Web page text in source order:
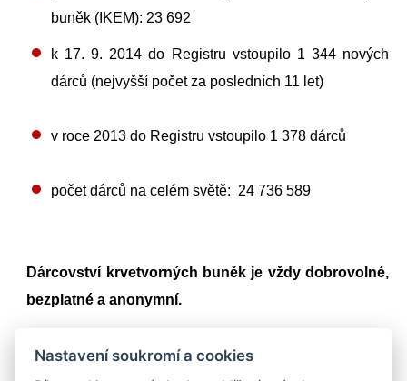
buněk (IKEM): 23 692
k 17. 9. 2014 do Registru vstoupilo 1 344 nových
dárců (nejvyšší počet za posledních 11 let)
v roce 2013 do Registru vstoupilo 1 378 dárců
počet dárců na celém světě: 24 736 589
Dárcovství krvetvorných buněk je vždy dobrovolné,
bezplatné a anonymní.
WWW.DARUJZIVOT.CZ
Nastavení soukromí a cookies